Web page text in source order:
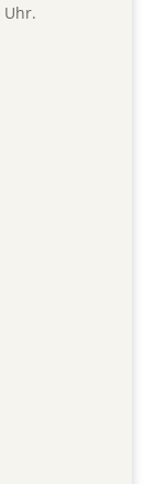
Uhr.